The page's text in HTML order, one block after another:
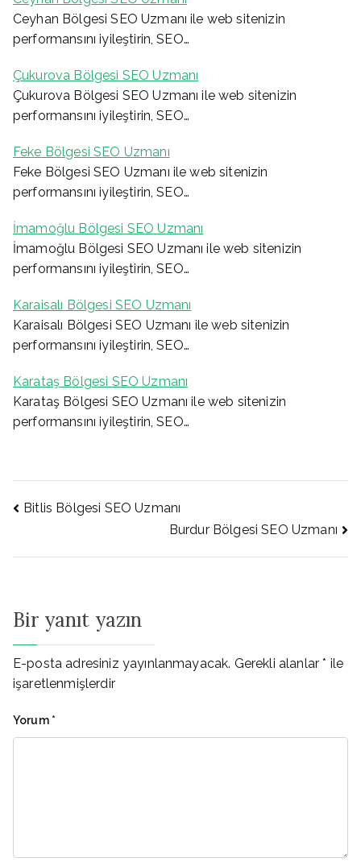
Ceyhan Bölgesi SEO Uzmanı ile web sitenizin
performansını iyileştirin, SEO…
Çukurova Bölgesi SEO Uzmanı
Çukurova Bölgesi SEO Uzmanı ile web sitenizin
performansını iyileştirin, SEO…
Feke Bölgesi SEO Uzmanı
Feke Bölgesi SEO Uzmanı ile web sitenizin
performansını iyileştirin, SEO…
İmamoğlu Bölgesi SEO Uzmanı
İmamoğlu Bölgesi SEO Uzmanı ile web sitenizin
performansını iyileştirin, SEO…
Karaisalı Bölgesi SEO Uzmanı
Karaisalı Bölgesi SEO Uzmanı ile web sitenizin
performansını iyileştirin, SEO…
Karataş Bölgesi SEO Uzmanı
Karataş Bölgesi SEO Uzmanı ile web sitenizin
performansını iyileştirin, SEO…
Yazı
Bitlis Bölgesi SEO Uzmanı
Burdur Bölgesi SEO Uzmanı
Bir yanıt yazın
E-posta adresiniz yayınlanmayacak. Gerekli alanlar* ile
işaretlenmişlerdir
Yorum *